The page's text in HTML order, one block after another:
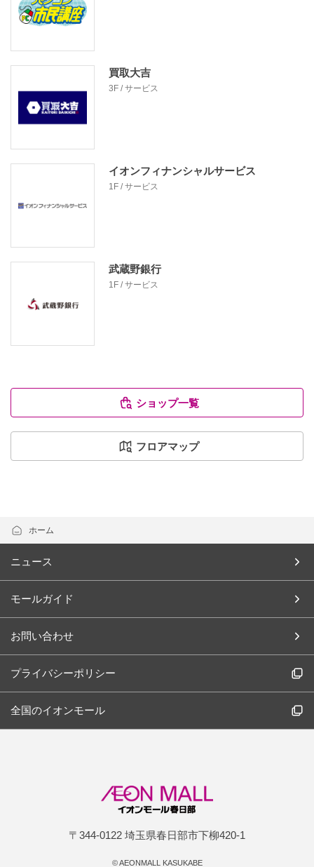
買取大吉
3F / サービス
イオンフィナンシャルサービス
1F / サービス
武蔵野銀行
1F / サービス
ショップ一覧
フロアマップ
ホーム
ニュース
モールガイド
お問い合わせ
プライバシーポリシー
全国のイオンモール
〒344-0122 埼玉県春日部市下柳420-1
©AEONMALL KASUKABE